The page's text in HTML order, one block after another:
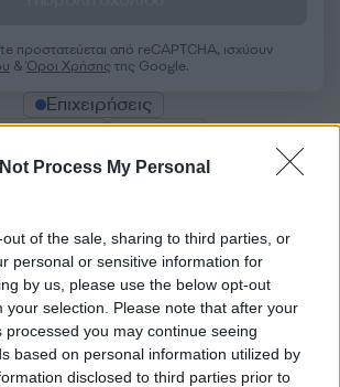
Process My Personal
of the sale, sharing to third parties, or
personal or sensitive information for
by us, please use the below opt-out
your selection. Please note that after your
processed you may continue seeing
based on personal information utilized by
disclosed to third parties prior to
προστατεύεται από reCAPTCHA, ισχύουν
&Όροι Χρήσης της Google.
Επιχειρήσεις
ΕΞΑΓΟΡΑ
ΜΟΔΑ
στο Google Newsκαι
για όλη την ειδησεογραφία και τα
ημέρας